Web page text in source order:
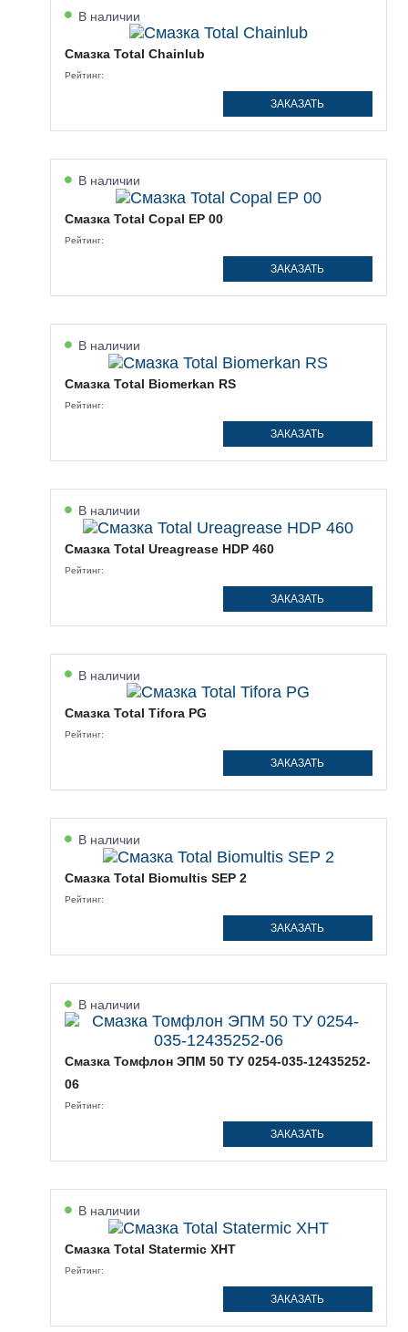
В наличии
Смазка Total Chainlub
Рейтинг:
ЗАКАЗАТЬ
В наличии
Смазка Total Copal EP 00
Рейтинг:
ЗАКАЗАТЬ
В наличии
Смазка Total Biomerkan RS
Рейтинг:
ЗАКАЗАТЬ
В наличии
Смазка Total Ureagrease HDP 460
Рейтинг:
ЗАКАЗАТЬ
В наличии
Смазка Total Tifora PG
Рейтинг:
ЗАКАЗАТЬ
В наличии
Смазка Total Biomultis SEP 2
Рейтинг:
ЗАКАЗАТЬ
В наличии
Смазка Томфлон ЭПМ 50 ТУ 0254-035-12435252-
06
Рейтинг:
ЗАКАЗАТЬ
В наличии
Смазка Total Statermic XHT
Рейтинг:
ЗАКАЗАТЬ